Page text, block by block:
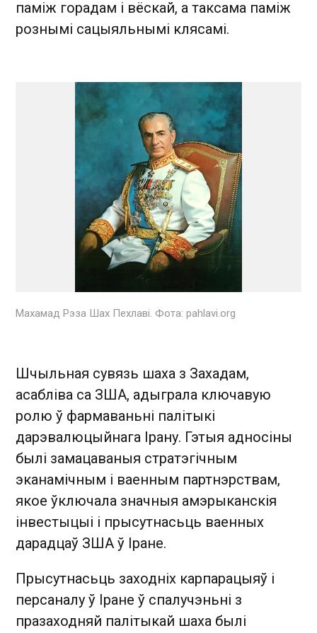
паміж горадам і вёскай, а таксама паміж
рознымі сацыяльнымі клясамі.
Махамад Рэза Шах Пехлаві. Фота: pahlavi.org
Шчыльная сувязь шаха з Захадам,
асабліва са ЗША, адыграла ключавую
ролю ў фармаваньні палітыкі
дарэвалюцыйнага Ірану. Гэтыя адносіны
былі замацаваныя стратэгічным
эканамічным і ваенным партнэрствам,
якое ўключала значныя амэрыканскія
інвестыцыі і прысутнасьць ваенных
дарадцаў ЗША ў Іране.
Прысутнасьць заходніх карпарацыяў і
персаналу ў Іране ў спалучэньні з
празаходняй палітыкай шаха былі